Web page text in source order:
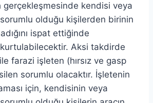
gerçekleşmesinde kendisi veya
olduğu kişilerden birinin
ispat ettiğinde
Aksi takdirde
farazi işleten (hırsız ve gasp
sorumlu olacaktır. İşletenin
için, kendisinin veya